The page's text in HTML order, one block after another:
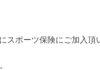
ポーツ保険にご加入頂